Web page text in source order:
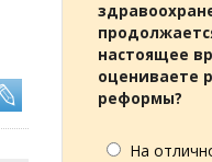
настоящее
оцениваете
реформы?
На